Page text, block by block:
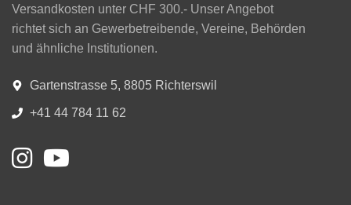
Versandkosten unter CHF 300.- Unser Angebot
richtet sich an Gewerbetreibende, Vereine, Behörden
und ähnliche Institutionen.
Gartenstrasse 5, 8805 Richterswil
+41 44 784 11 62